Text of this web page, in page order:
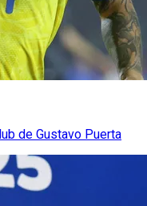
de Gustavo Puerta